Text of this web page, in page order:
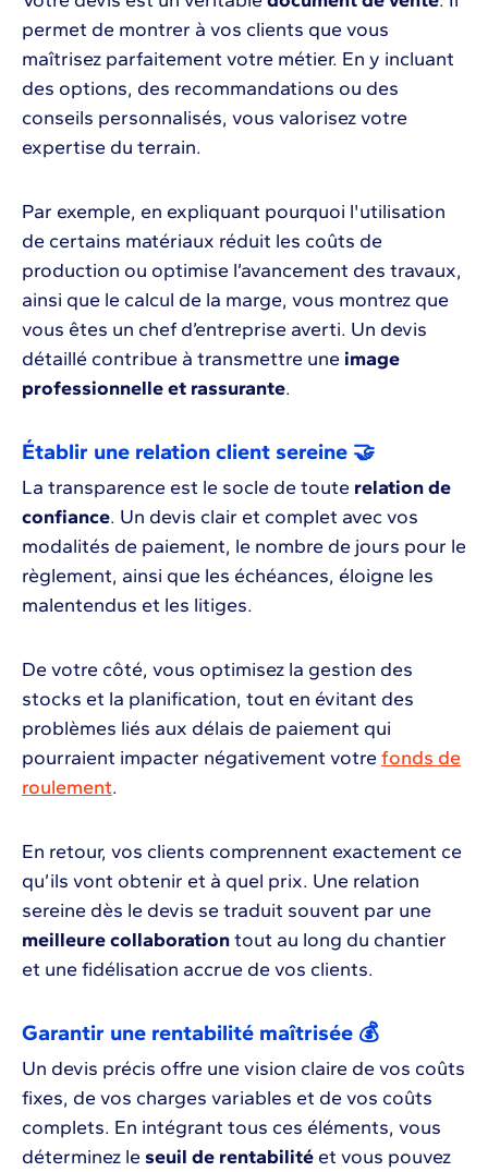
permet de montrer à vos clients que vous
maîtrisez parfaitement votre métier. En y incluant
des options, des recommandations ou des
conseils personnalisés, vous valorisez votre
expertise du terrain.
Par exemple, en expliquant pourquoi l'utilisation
de certains matériaux réduit les coûts de
production ou optimise l’avancement des travaux,
ainsi que le calcul de la marge, vous montrez que
vous êtes un chef d’entreprise averti. Un devis
détaillé contribue à transmettre une image
professionnelle et rassurante.
Établir une relation client sereine 🤝
La transparence est le socle de toute relation de
confiance. Un devis clair et complet avec vos
modalités de paiement, le nombre de jours pour le
règlement, ainsi que les échéances, éloigne les
malentendus et les litiges.
De votre côté, vous optimisez la gestion des
stocks et la planification, tout en évitant des
problèmes liés aux délais de paiement qui
pourraient impacter négativement votre fonds de
roulement.
En retour, vos clients comprennent exactement ce
qu’ils vont obtenir et à quel prix. Une relation
sereine dès le devis se traduit souvent par une
meilleure collaborationtout au long du chantier
et une fidélisation accrue de vos clients.
Garantir une rentabilité maîtrisée 💰
Un devis précis offre une vision claire de vos coûts
fixes, de vos charges variables et de vos coûts
complets. En intégrant tous ces éléments, vous
déterminez le seuil de rentabilité et vous pouvez